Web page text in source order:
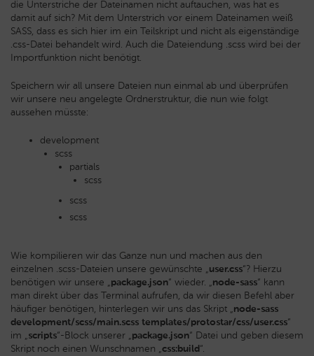
die Unterstriche der Dateinamen nicht auftauchen, was hat es
damit auf sich? Mit dem Unterstrich vor einem Dateinamen weiß
SASS, dass es sich hier im ein Teilskript und nicht als eigenständige
.css-Datei behandelt wird. Auch die Dateiendung .scss wird bei der
Importfunktion nicht benötigt.
Speichern wir all unsere Dateien nun einmal ab und überprüfen
wir unsere neu angelegte Ordnerstruktur, die nun wie folgt
aussehen müsste:
development
scss
partials
scss
scss
scss
Wie kompilieren wir das Ganze nun und machen aus den
einzelnen .scss-Dateien unsere gewünschte „user.css“? Hierzu
benötigen wir unsere „package.json“ wieder. „node-sass“ kann
man direkt über das Terminal aufrufen, da wir diesen Befehl aber
häufiger benötigen, hinterlegen wir uns das Skript „node-sass
development/scss/main.scss templates/protostar/css/user.css“
im „scripts“-Block unserer „package.json“ Datei und geben diesem
Skript noch einen Wunschnamen „css:build“.